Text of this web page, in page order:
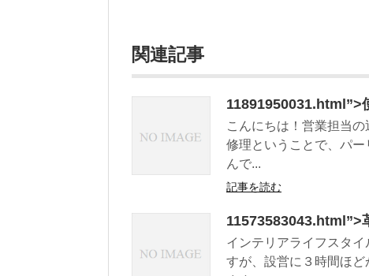
関連記事
11891950031.html”>
こんにちは！営業担当
修理ということで、パ
んで...
記事を読む
インテリアライフスタ
すが、設営に３時間ほ